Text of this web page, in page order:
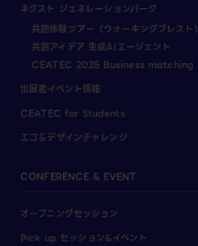
ネクスト ジェネレーションパーク
共創体験ツアー（ウォーキングブレスト）
共創アイデア 生成AIエージェント
CEATEC 2025 Business matching
出展者イベント情報
CEATEC for Students
エコ＆デザインチャレンジ
CONFERENCE & EVENT
オープニングセッション
Pick up セッション&イベント